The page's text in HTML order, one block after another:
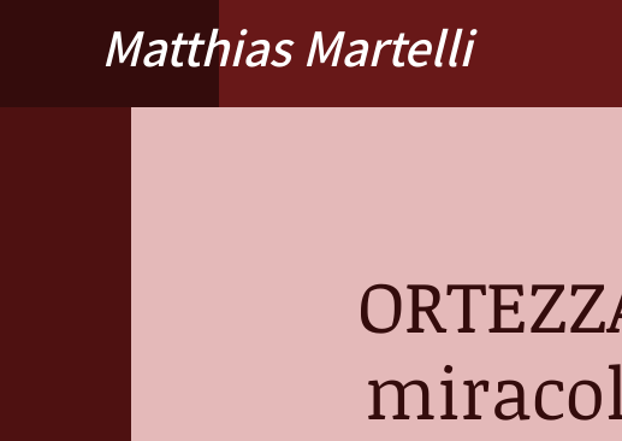
Matthias Martelli